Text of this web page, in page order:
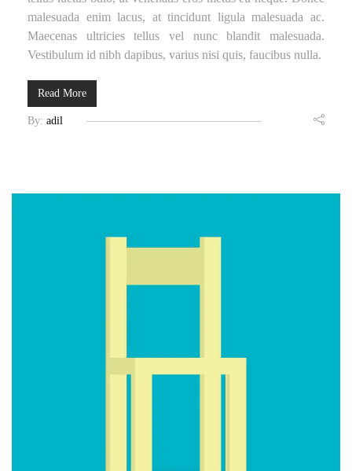
malesuada enim lacus, at tincidunt ligula malesuada ac.
Maecenas ultricies tellus vel nunc blandit malesuada.
Vestibulum id nibh dapibus, varius nisi quis, faucibus nulla.
Read More
By: adil